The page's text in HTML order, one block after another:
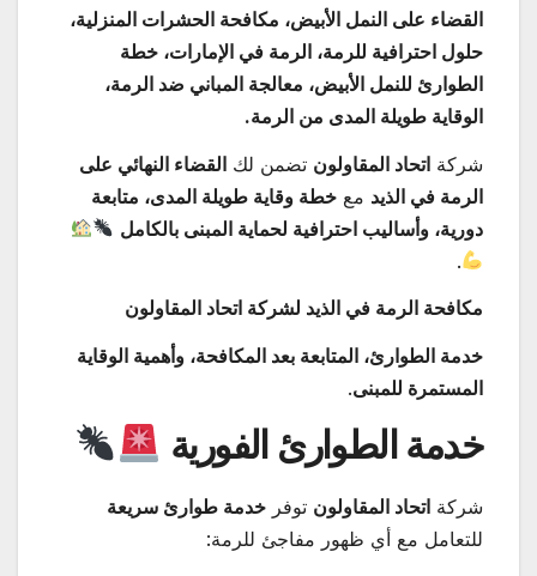
القضاء على النمل الأبيض، مكافحة الحشرات المنزلية،
حلول احترافية للرمة، الرمة في الإمارات، خطة
الطوارئ للنمل الأبيض، معالجة المباني ضد الرمة،
الوقاية طويلة المدى من الرمة.
شركة اتحاد المقاولون تضمن لك القضاء النهائي على
الرمة في الذيد مع خطة وقاية طويلة المدى، متابعة
دورية، وأساليب احترافية لحماية المبنى بالكامل
.
مكافحة الرمة في الذيد لشركة اتحاد المقاولون
خدمة الطوارئ، المتابعة بعد المكافحة، وأهمية الوقاية
المستمرة للمبنى.
خدمة الطوارئ الفورية
شركة اتحاد المقاولون توفر خدمة طوارئ سريعة
للتعامل مع أي ظهور مفاجئ للرمة: